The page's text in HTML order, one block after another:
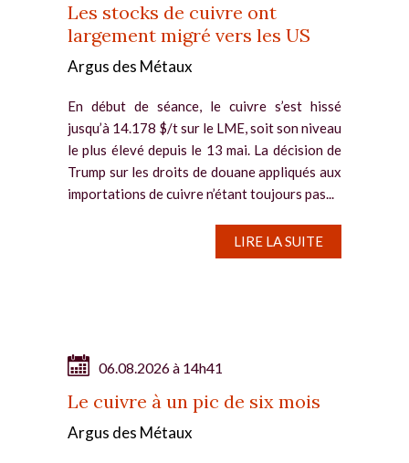
Les stocks de cuivre ont
largement migré vers les US
Argus des Métaux
En début de séance, le cuivre s’est hissé
jusqu’à 14.178 $/t sur le LME, soit son niveau
le plus élevé depuis le 13 mai. La décision de
Trump sur les droits de douane appliqués aux
importations de cuivre n’étant toujours pas...
LIRE LA SUITE
06.08.2026 à 14h41
Le cuivre à un pic de six mois
Argus des Métaux